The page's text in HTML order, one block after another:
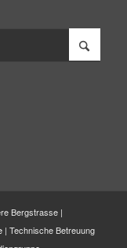
Bergstrasse |
| Technische Betreuung